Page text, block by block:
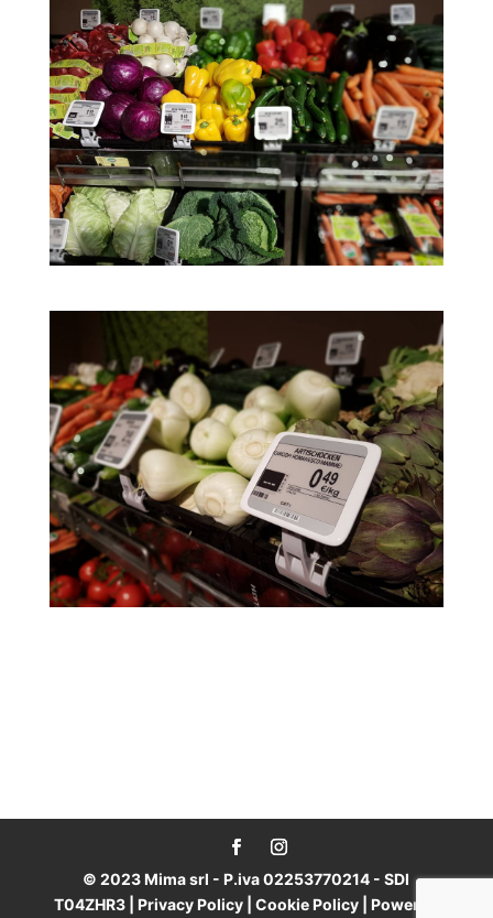
© 2023 Mima srl - P.iva 02253770214 - SDI
T04ZHR3 |Privacy Policy |Cookie Policy | Powered